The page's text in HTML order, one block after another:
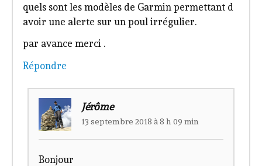
quels sont les modèles de Garmin permettant d
avoir une alerte sur un poul irrégulier.
par avance merci .
Répondre
Jérôme
13 septembre 2018 à 8 h 09 min
Bonjour